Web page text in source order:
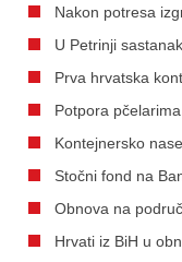
Nakon potresa
U Petrinji
Prva hrvatska
Potpora
Kontejnersko
Stočni fond na
Obnova na
Hrvati iz BiH u